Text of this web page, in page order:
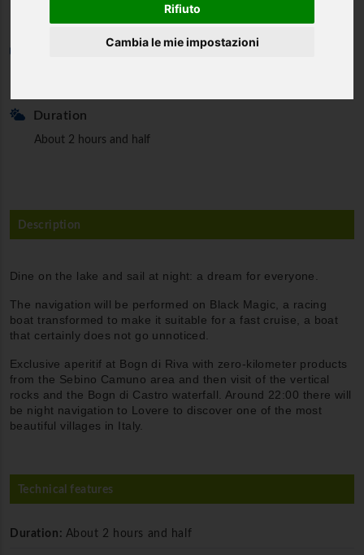
Rifiuto
Cambia le mie impostazioni
Duration
About 2 hours and half
Description
Dine on the lake and sail at night: a dream for everyone.
The navigation will be performed on Black Magic, a racing
boat transformed to make it suitable for a fast cruise, a boat
that certainly does not go unnoticed.
Exclusive aperitif at Bogn di Riva with zero-kilometer products
from the Sebino Camuno area and then visit of the vertical
rocks and the Bogn di Castro waterfall. Around 22:00 there will
be night navigation to Lovere to discover one of the most
beautiful villages in Italy.
Technical features
Duration: About 2 hours and half